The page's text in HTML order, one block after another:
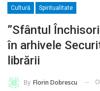
Cultură Spiritualitate
”Sfântul
în arhivele
librării
By Florin Dobrescu